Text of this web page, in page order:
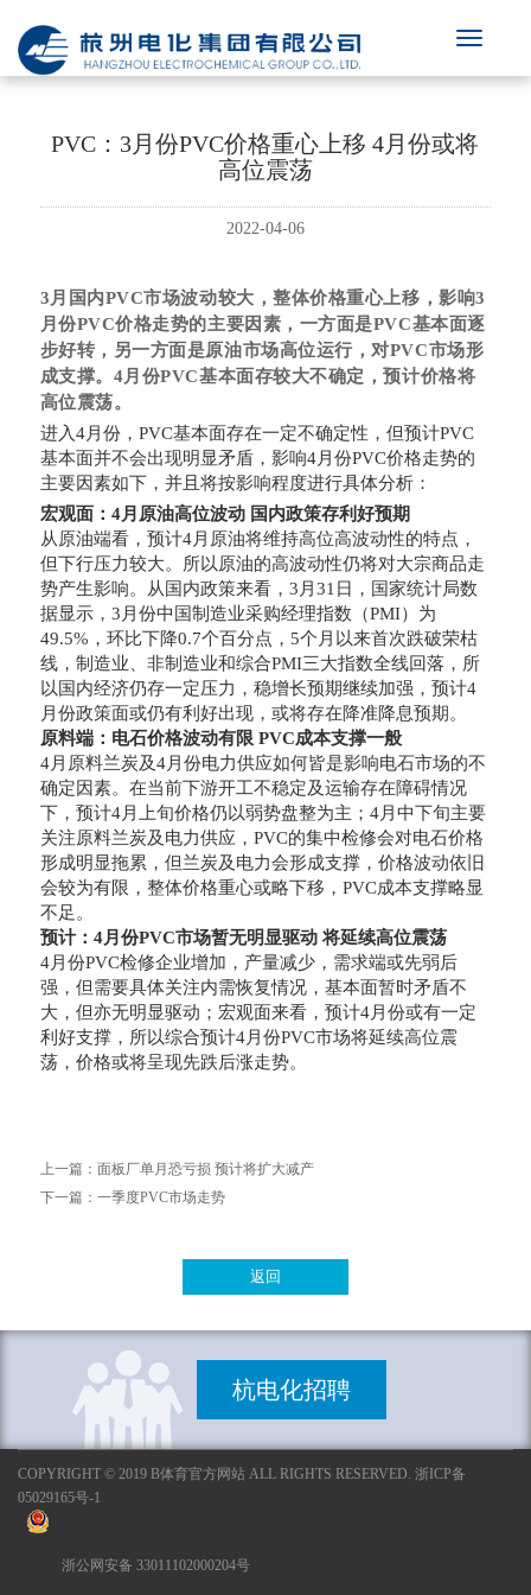
PVC：3月份PVC价格重心上移 4月份或将
高位震荡
2022-04-06
3月国内PVC市场波动较大，整体价格重心上移，影响3
月份PVC价格走势的主要因素，一方面是PVC基本面逐
步好转，另一方面是原油市场高位运行，对PVC市场形
成支撑。4月份PVC基本面存较大不确定，预计价格将
高位震荡。
进入4月份，PVC基本面存在一定不确定性，但预计PVC
基本面并不会出现明显矛盾，影响4月份PVC价格走势的
主要因素如下，并且将按影响程度进行具体分析：
宏观面：4月原油高位波动 国内政策存利好预期
从原油端看，预计4月原油将维持高位高波动性的特点，
但下行压力较大。所以原油的高波动性仍将对大宗商品走
势产生影响。从国内政策来看，3月31日，国家统计局数
据显示，3月份中国制造业采购经理指数（PMI）为
49.5%，环比下降0.7个百分点，5个月以来首次跌破荣枯
线，制造业、非制造业和综合PMI三大指数全线回落，所
以国内经济仍存一定压力，稳增长预期继续加强，预计4
月份政策面或仍有利好出现，或将存在降准降息预期。
原料端：电石价格波动有限 PVC成本支撑一般
4月原料兰炭及4月份电力供应如何皆是影响电石市场的不
确定因素。在当前下游开工不稳定及运输存在障碍情况
下，预计4月上旬价格仍以弱势盘整为主；4月中下旬主要
关注原料兰炭及电力供应，PVC的集中检修会对电石价格
形成明显拖累，但兰炭及电力会形成支撑，价格波动依旧
会较为有限，整体价格重心或略下移，PVC成本支撑略显
不足。
预计：4月份PVC市场暂无明显驱动 将延续高位震荡
4月份PVC检修企业增加，产量减少，需求端或先弱后
强，但需要具体关注内需恢复情况，基本面暂时矛盾不
大，但亦无明显驱动；宏观面来看，预计4月份或有一定
利好支撑，所以综合预计4月份PVC市场将延续高位震
荡，价格或将呈现先跌后涨走势。
上一篇： 面板厂单月恐亏损 预计将扩大减产
下一篇： 一季度PVC市场走势
返回
杭电化招聘
COPYRIGHT © 2019 B体育官方网站 ALL RIGHTS RESERVED. 浙ICP备
05029165号-1
浙公网安备 33011102000204号